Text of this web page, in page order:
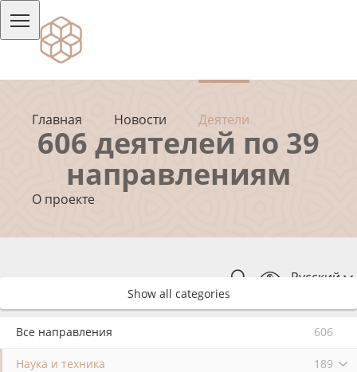
Главная Новости Деятели
О проекте
Русский
606 деятелей по 39
направлениям
Show all categories
Все направления 606
Наука и техника 189